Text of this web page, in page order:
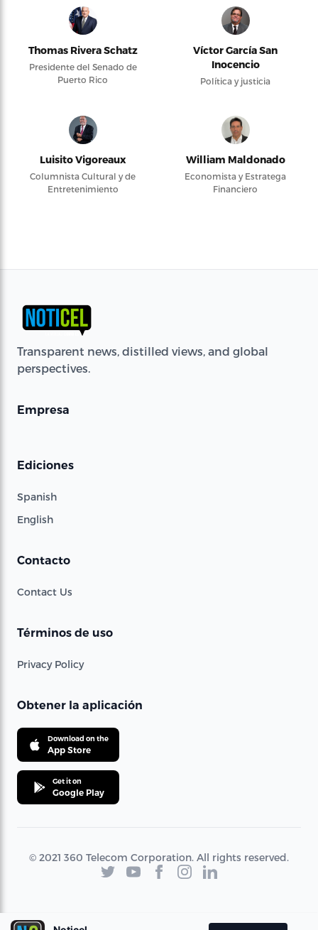
Thomas Rivera Schatz
Presidente del Senado de
Puerto Rico
Víctor García San
Inocencio
Política y justicia
Luisito Vigoreaux
Columnista Cultural y de
Entretenimiento
William Maldonado
Economista y Estratega
Financiero
Transparent news, distilled views, and global
perspectives.
Empresa
Ediciones
Spanish
English
Contacto
Contact Us
Términos de uso
Privacy Policy
Obtener la aplicación
Download on the
App Store
Get it on
Google Play
© 2021 360 Telecom Corporation. All rights reserved.